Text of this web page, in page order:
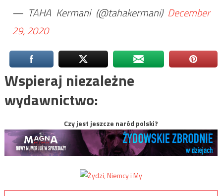
— TAHA Kermani (@tahakermani) December
29, 2020
Wspieraj niezależne
wydawnictwo:
Czy jest jeszcze naród polski?